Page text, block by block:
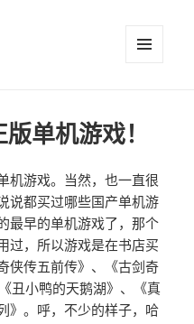
单机游戏！
机游戏。当然，也一直很
说都买过哪些国产单机游
最早的单机游戏了，那个
过，所以游戏是在书店买
侠传五前传》、《古剑奇
丑小鸭的天鹅湖》、《真
》。呼，不少的样子，哈